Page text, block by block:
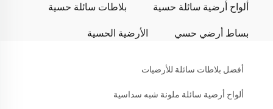
ألواح أرضية سائلة حسية بلاطات سائلة حسية
بساط أرضي حسي الأرضية الحسية
أفضل بلاطات سائلة للأرضيات
ألواح أرضية سائلة ملونة شبه سداسية